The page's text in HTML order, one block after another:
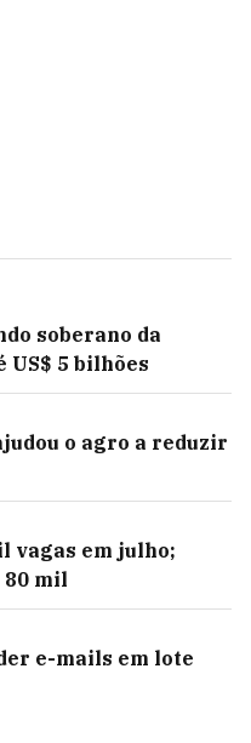
soberano da
5 bilhões
o agro a reduzir
vagas em julho;
80 mil
e-mails em lote